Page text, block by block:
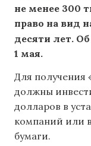
не менее 300
право на вид
десяти лет.
1 мая.
Для получения
должны
долларов в
компаний или
бумаги.